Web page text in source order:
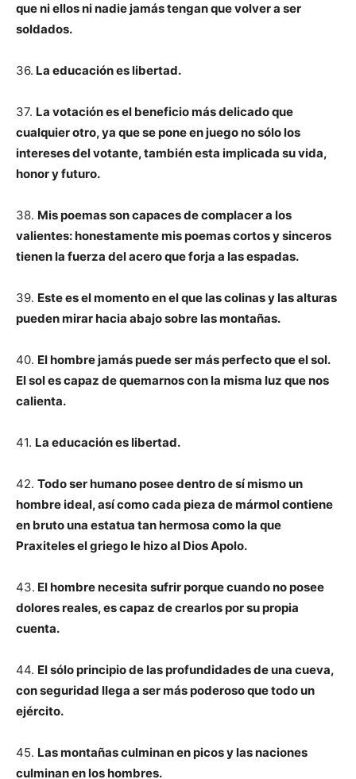
que ni ellos ni nadie jamás tengan que volver a ser
soldados.
36. La educación es libertad.
37. La votación es el beneficio más delicado que
cualquier otro, ya que se pone en juego no sólo los
intereses del votante, también esta implicada su vida,
honor y futuro.
38. Mis poemas son capaces de complacer a los
valientes: honestamente mis poemas cortos y sinceros
tienen la fuerza del acero que forja a las espadas.
39. Este es el momento en el que las colinas y las alturas
pueden mirar hacia abajo sobre las montañas.
40. El hombre jamás puede ser más perfecto que el sol.
El sol es capaz de quemarnos con la misma luz que nos
calienta.
41. La educación es libertad.
42. Todo ser humano posee dentro de sí mismo un
hombre ideal, así como cada pieza de mármol contiene
en bruto una estatua tan hermosa como la que
Praxiteles el griego le hizo al Dios Apolo.
43. El hombre necesita sufrir porque cuando no posee
dolores reales, es capaz de crearlos por su propia
cuenta.
44. El sólo principio de las profundidades de una cueva,
con seguridad llega a ser más poderoso que todo un
ejército.
45. Las montañas culminan en picos y las naciones
culminan en los hombres.